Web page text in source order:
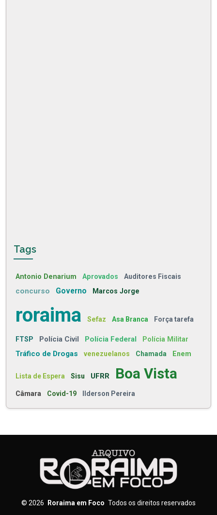
Tags
Antonio Denarium Aprovados Auditores Fiscais
concurso Governo Marcos Jorge
roraima Sefaz Asa Branca Força tarefa
FTSP Polícia Civil Polícia Federal Polícia Militar
Tráfico de Drogas venezuelanos Chamada Enem
Lista de Espera Sisu UFRR Boa Vista
Câmara Covid-19 Ilderson Pereira
© 2026 Roraima em Foco Todos os direitos reservados